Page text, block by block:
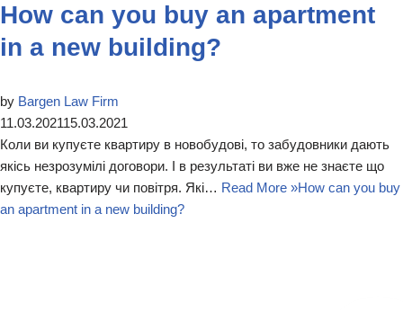
How can you buy an apartment
in a new building?
by Bargen Law Firm
11.03.202115.03.2021
Коли ви купуєте квартиру в новобудові, то забудовники дають
якісь незрозумілі договори. І в результаті ви вже не знаєте що
купуєте, квартиру чи повітря. Які… Read More »How can you buy
an apartment in a new building?